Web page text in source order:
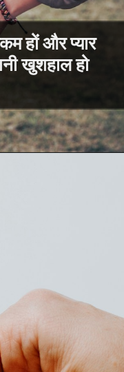
हों और प्यार
खुशहाल हो